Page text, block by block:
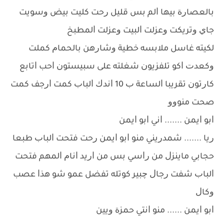
ﺑﺎﻟﻌﺼﺎﺭﺓ ﺑﻴﻬﺎ ﺍﻟﻢ ﺑﺲ ﻗﻠﻴﻞ ﺭﺣﺖ ﻛﻠﻴﺖ ﺑﻴﺾ ﻭﺳﻮﻳﺖ
ﺟﺎﻱ ﻭﺗﺮﻳﻜﺖ ﻭﻋﺰﻟﺖ ﺍﻟﺒﻴﺖ ﻭﻋﺰﻟﺖ ﺍﻟﻤﻄﺒﺦ
ﻟﻜﻴﺘﻪ ﻏﺎﺳﻞ ﻣﻼﺑﺴﻪ ﺧﻄﻴﺔ ﻭﺷﺎﺭﻫﻦ ﺑﺎﻟﺤﻤﺎﻡ ﻛﻤﻠﺖ
ﻭﻛﻌﺪﺕ ﺍﻛﻮ ﺗﻠﻔﺰﻳﻮﻥ ﺷﻐﻠﺘﻪ ﻋﻠﻰ ﺳﺒﻴﺴﺘﻮﻥ ﺍﺣﺐ ﺍﺗﺎﺑﻊ
ﻛﺎﺭﺗﻮﻥ ﺗﻘﺮﻳﺒﺎ ﺍﻟﺴﺎﻋﺔ ﺏ 10 ﺍﻧﺪﻙ ﺍﻟﺒﺎﺏ ﻛﻤﺖ ﺍﺭﺟﻒ ﻛﻤﺖ
ﺻﺤﺖ ﻣﻨﻮﻭﻭ
ﺍﺑﻮ ﺍﻳﻤﻦ ....... ﺍﻧﻲ ﺍﺑﻮ ﺍﻳﻤﻦ
ﺭﻳﺎ ....... ﺷﻤﺪﺭﻳﻨﻲ ﻣﻨﻮ ﺍﺑﻮ ﺍﻳﻤﻦ ﺭﺣﺖ ﻓﺘﺤﺖ ﺍﻟﺒﺎﺏ ﻃﺒﻌﺎ
ﺣﺠﺎﺑﻲ ﻣﺎﻳﻨﺰﻝ ﻣﻦ ﺭﺍﺳﻲ ﺑﺲ ﻣﻦ ﺍﺭﻳﺪ ﺍﻧﺎﻡ ﺍﻟﻤﻬﻢ ﻓﺘﺤﺖ
ﺍﻟﺒﺎﺏ ﺷﻔﺖ ﺭﺟﺎﻝ ﭼﺒﻴﺮ ﻛﻮﺗﻠﻪ ﺗﻔﻀﻞ ﻋﻤﻮ ﺷﻮ ﻫﺬﺍ ﻋﺼﺐ
ﻭﻛﺎﻝ
ﺍﺑﻮ ﺍﻳﻤﻦ ...... ﻣﻨﻮ ﺍﻧﺘﻲ ﺣﻤﺰﺓ ﻭﻳﻴﻦ